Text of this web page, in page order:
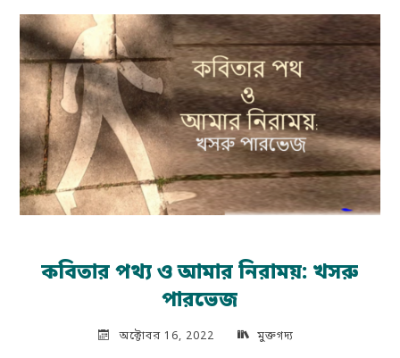
ও
নগ্নপদ‍্য’:
নিবিড়
অবলোকন"
কবিতার পথ‍্য ও আমার নিরাময়: খসরু
পারভেজ
অক্টোবর 16, 2022 মুক্তগদ্য